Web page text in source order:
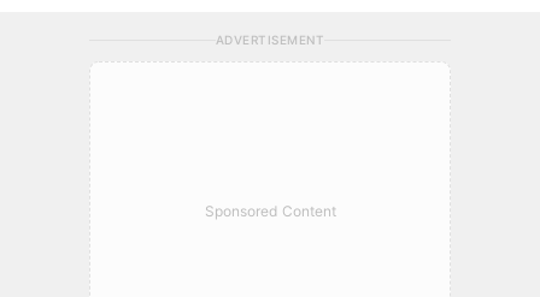
ADVERTISEMENT
Sponsored Content